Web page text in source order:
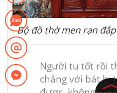
Bộ đồ thờ men rạn
Người tu tốt rồi
chẳng với bát